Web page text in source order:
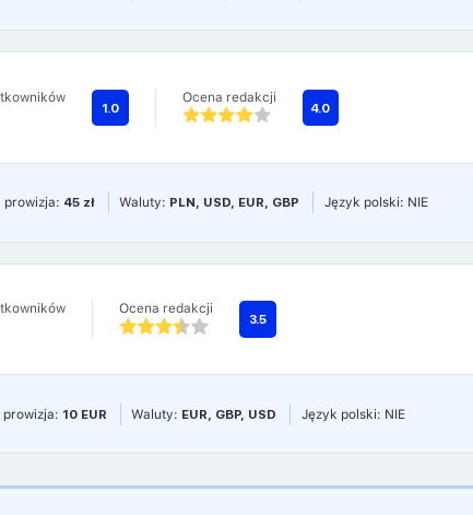
1.0
Ocena redakcji
4.0
prowizja: 45 zł Waluty: PLN, USD, EUR, GBP Język polski: NIE
Ocena redakcji
3.5
10 EUR Waluty: EUR, GBP, USD Język polski: NIE